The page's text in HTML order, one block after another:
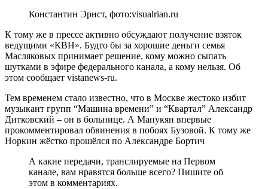
Константин Эрнст, фото:visualrian.ru
К тому же в прессе активно обсуждают получение взяток
ведущими «КВН». Будто бы за хорошие деньги семья
Масляковых принимает решение, кому можно сыпать
шутками в эфире федерального канала, а кому нельзя. Об
этом сообщает vistanews-ru.
Тем временем стало известно, что в Москве жестоко избит
музыкант групп “Машина времени” и “Квартал” Александр
Дитковский – он в больнице. А Манукян впервые
прокомментировал обвинения в побоях Бузовой. К тому же
Норкин жёстко прошёлся по Александре Бортич
А какие передачи, транслируемые на Первом
канале, вам нравятся больше всего? Пишите об
этом в комментариях.